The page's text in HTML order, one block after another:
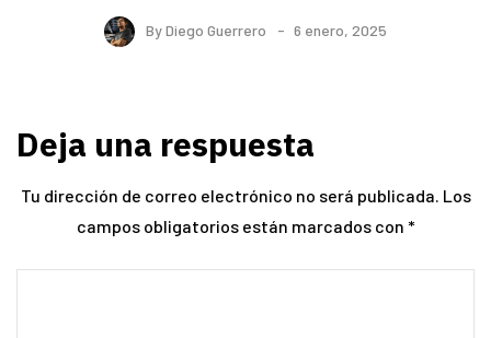
ByDiego Guerrero 6 enero, 2025
Deja una respuesta
Tu dirección de correo electrónico no será publicada. Los
campos obligatorios están marcados con *